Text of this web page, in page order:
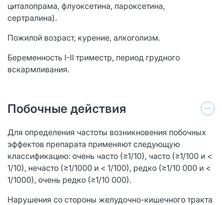
циталопрама, флуоксетина, пароксетина,
сертралина).
Пожилой возраст, курение, алкоголизм.
Беременность I-II триместр, период грудного
вскармливания.
Побочные действия
Для определения частоты возникновения побочных
эффектов препарата применяют следующую
классификацию: очень часто (≥1/10), часто (≥1/100 и <
1/10), нечасто (≥1/1000 и < 1/100), редко (≥1/10 000 и <
1/1000), очень редко (≥1/10 000).
Нарушения со стороны желудочно-кишечного тракта